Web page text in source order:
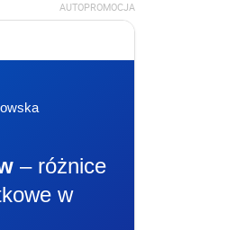
AUTOPROMOCJA
– różnice
w